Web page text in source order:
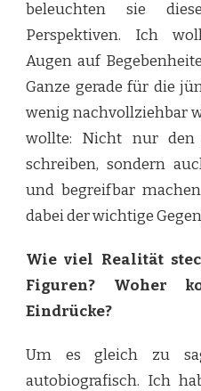
beleuchten sie
Perspektiven. Ich
Augen auf
Ganze gerade für die
wenig nachvollziehbar
wollte: Nicht nur den
schreiben, sondern
und begreifbar
dabei der wichtige
Wie viel Realität
Figuren? Woher
Eindrücke?
Um es gleich zu
autobiografisch. Ich